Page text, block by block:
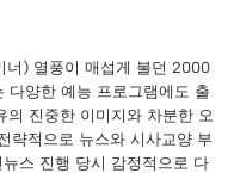
너) 열풍이 매섭게 불던 2000
다양한 예능 프로그램에도 출
의 진중한 이미지와 차분한 오
략적으로 뉴스와 시사교양 부
스 진행 당시 감정적으로 다